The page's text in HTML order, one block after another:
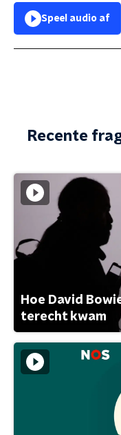
Speel audio af
Recente
Hoe David
terecht kwam